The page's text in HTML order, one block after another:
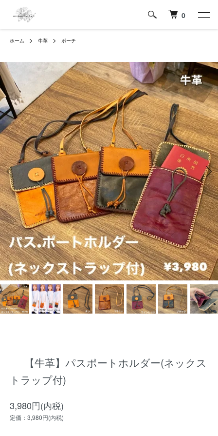
0
ホーム 牛革 ポーチ
【牛革】パスポートホルダー(ネックス
トラップ付)
3,980円(内税)
定価：3,980円(内税)